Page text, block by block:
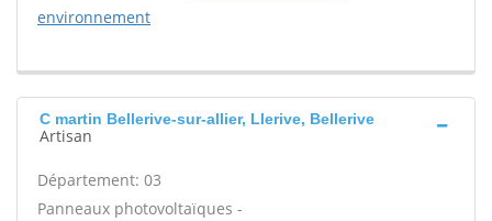
environnement
C martin Bellerive-sur-allier, Llerive, Bellerive
Artisan
Département: 03
Panneaux photovoltaïques -